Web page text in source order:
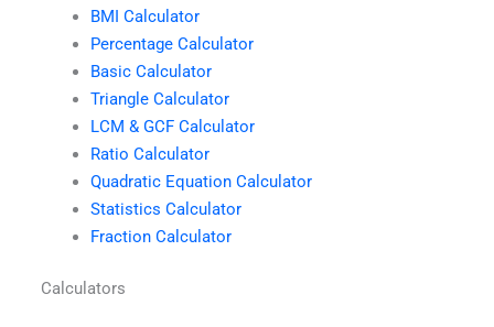
BMI Calculator
Percentage Calculator
Basic Calculator
Triangle Calculator
LCM & GCF Calculator
Ratio Calculator
Quadratic Equation Calculator
Statistics Calculator
Fraction Calculator
Calculators